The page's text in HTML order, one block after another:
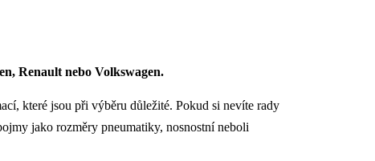
Renault nebo Volkswagen.
které jsou při výběru důležité. Pokud si nevíte rady
jako rozměry pneumatiky, nosnostní neboli